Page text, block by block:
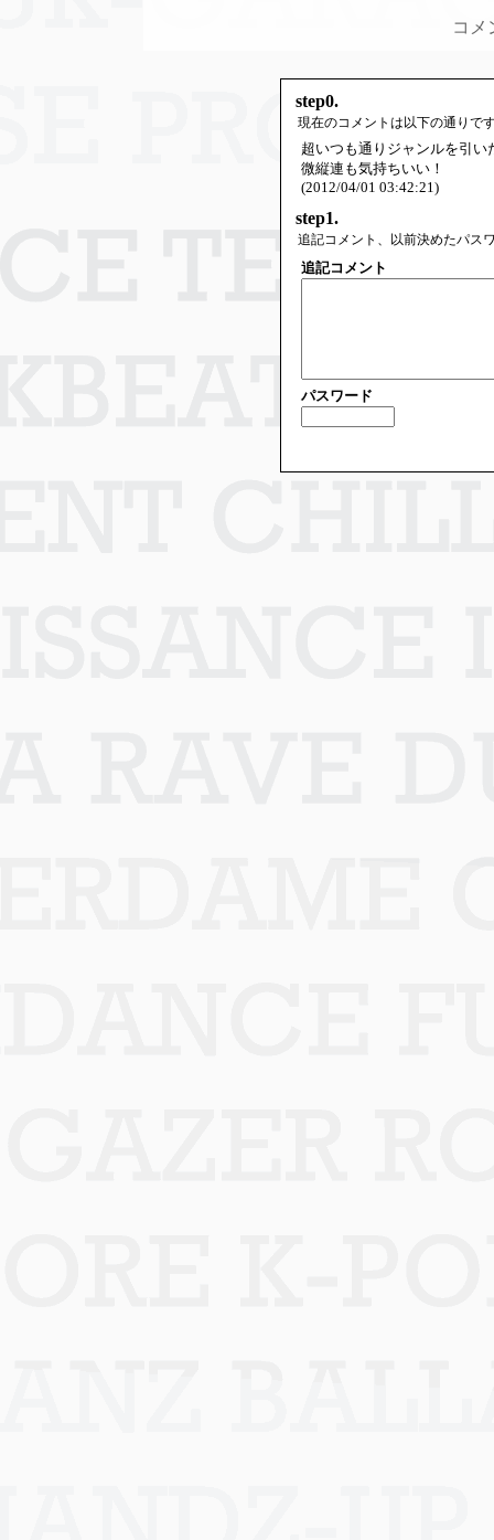
コメ
step0.
現在のコメントは以下の通りで
超いつも通りジャンルを引
微縦連も気持ちいい！
(2012/04/01 03:42:21)
step1.
追記コメント、以前決めたパス
追記コメント
パスワード